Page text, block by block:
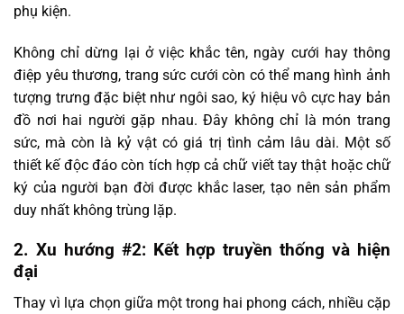
phụ kiện.
Không chỉ dừng lại ở việc khắc tên, ngày cưới hay thông
điệp yêu thương, trang sức cưới còn có thể mang hình ảnh
tượng trưng đặc biệt như ngôi sao, ký hiệu vô cực hay bản
đồ nơi hai người gặp nhau. Đây không chỉ là món trang
sức, mà còn là kỷ vật có giá trị tình cảm lâu dài. Một số
thiết kế độc đáo còn tích hợp cả chữ viết tay thật hoặc chữ
ký của người bạn đời được khắc laser, tạo nên sản phẩm
duy nhất không trùng lặp.
2. Xu hướng #2: Kết hợp truyền thống và hiện
đại
Thay vì lựa chọn giữa một trong hai phong cách, nhiều cặp